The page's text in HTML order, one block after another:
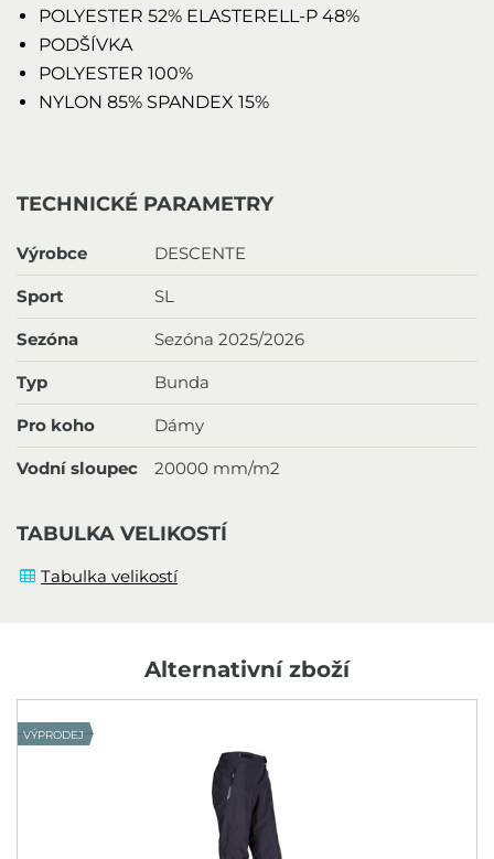
POLYESTER 52% ELASTERELL-P 48%
PODŠÍVKA
POLYESTER 100%
NYLON 85% SPANDEX 15%
TECHNICKÉ PARAMETRY
Výrobce DESCENTE
Sport SL
Sezóna Sezóna 2025/2026
Typ Bunda
Pro koho Dámy
Vodní sloupec 20000 mm/m2
TABULKA VELIKOSTÍ
Tabulka velikostí
Alternativní zboží
VÝPRODEJ